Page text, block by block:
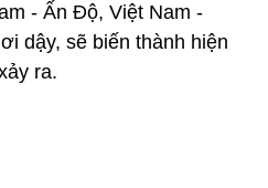
- Ấn Độ, Việt Nam -
dậy, sẽ biến thành hiện
ra.